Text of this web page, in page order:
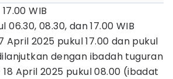
WIB
06.30, 08.30, dan 17.00 WIB
April 2025 pukul 17.00 dan pukul
dengan ibadah tuguran
April 2025 pukul 08.00 (ibadat